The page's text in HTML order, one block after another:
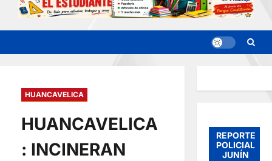
HUANCAVELICA
HUANCAVELICA
: INCINERAN
REPORTE
POLICIAL
JUNÍN